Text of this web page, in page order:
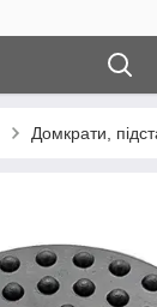
Домкрати,